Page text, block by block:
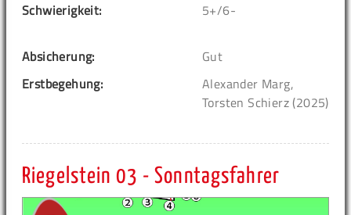
Schwierigkeit: 5+/6-
Absicherung:
Gut
Erstbegehung:
Alexander Marg,
Torsten Schierz (2025)
Riegelstein 03 - Sonntagsfahrer